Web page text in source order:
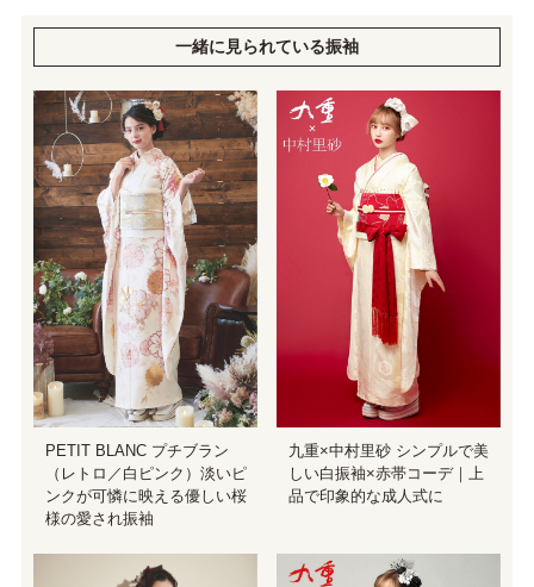
一緒に見られている振袖
PETIT BLANC プチブラン
（レトロ／白ピンク）淡いピ
ンクが可憐に映える優しい桜
様の愛され振袖
九重×中村里砂 シンプルで美
しい白振袖×赤帯コーデ｜上
品で印象的な成人式に